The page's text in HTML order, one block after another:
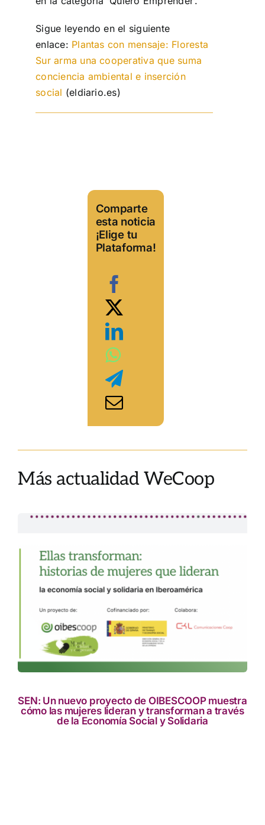
Sigue leyendo en el siguiente
enlace: Plantas con mensaje: Floresta
Sur arma una cooperativa que suma
conciencia ambiental e inserción
social (eldiario.es)
Comparte
esta noticia
¡Elige tu
Plataforma!
Más actualidad WeCoop
SEN: Un nuevo proyecto de OIBESCOOP muestra
cómo las mujeres lideran y transforman a través
de la Economía Social y Solidaria